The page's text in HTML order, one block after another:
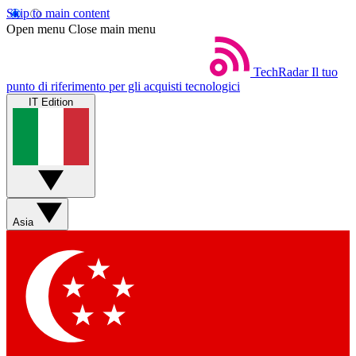
Skip to main content
Open menu Close main menu
TechRadar Il tuo
punto di riferimento per gli acquisti tecnologici
IT Edition
Asia